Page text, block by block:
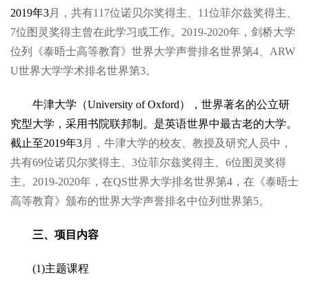
2019年3月，共有117位诺贝尔奖得主、11位菲尔兹奖得主、
7位图灵奖得主曾在此学习或工作。2019-2020年，剑桥大学
位列《泰晤士高等教育》世界大学声誉排名世界第4、ARW
U世界大学学术排名世界第3。
牛津大学（University of Oxford），世界著名的公立研
究型大学，采用书院联邦制。是英语世界中最古老的大学。
截止至2019年3月，牛津大学的校友、教授及研究人员中，
共有69位诺贝尔奖得主、3位菲尔兹奖得主、6位图灵奖得
主。2019-2020年，在QS世界大学排名世界第4，在《泰晤士
高等教育》颁布的世界大学声誉排名中位列世界第5。
三、项目内容
(1)主题课程